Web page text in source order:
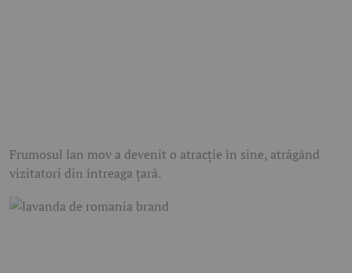
Frumosul lan mov a devenit o atracție în sine, atrăgând
vizitatori din întreaga țară.